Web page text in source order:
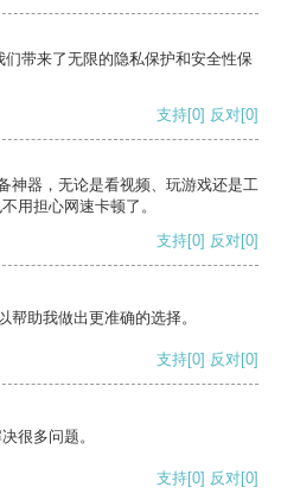
带来了无限的隐私保护和安全性保
支持[0] 反对[0]
神器，无论是看视频、玩游戏还是工
用担心网速卡顿了。
支持[0] 反对[0]
帮助我做出更准确的选择。
支持[0] 反对[0]
很多问题。
支持[0] 反对[0]